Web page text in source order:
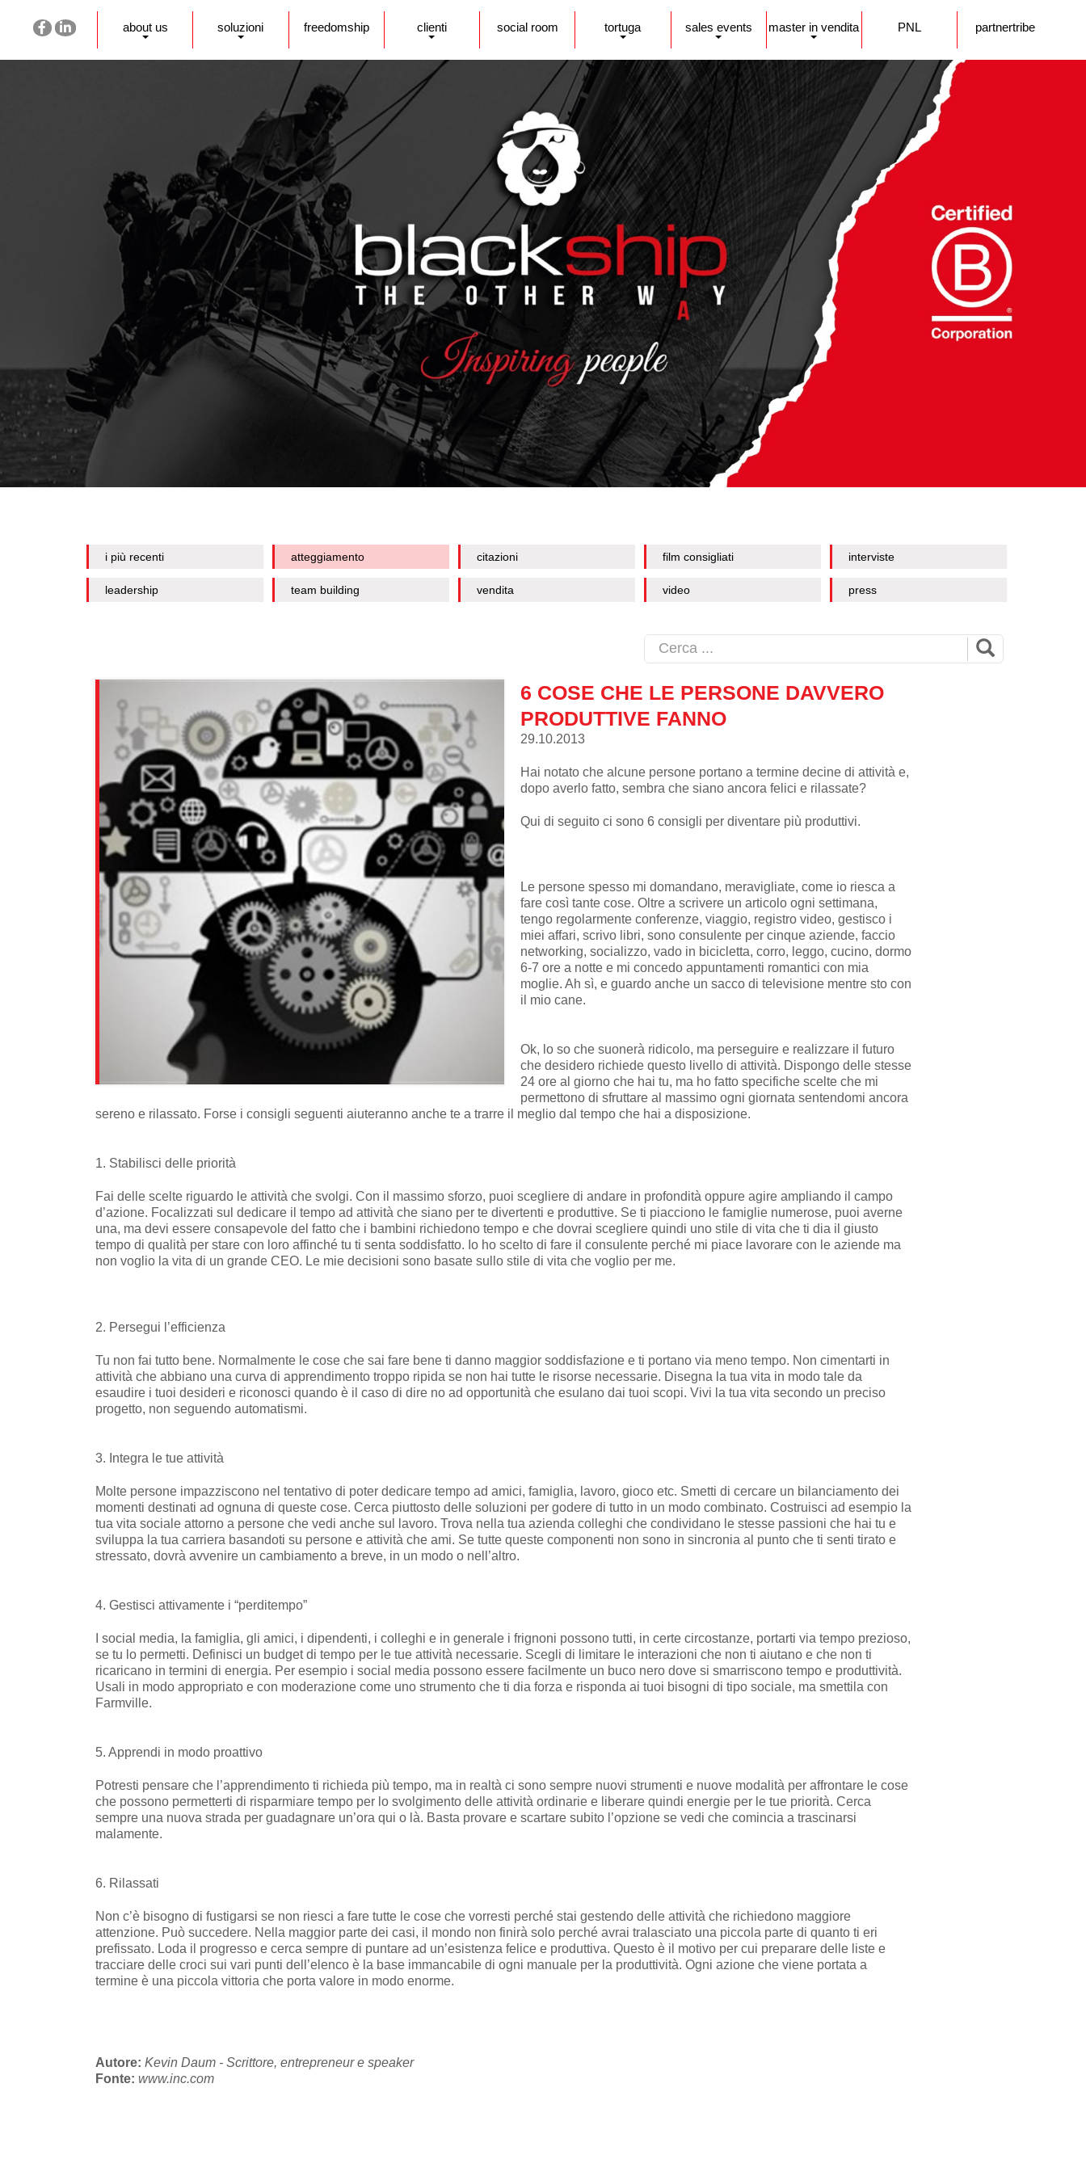
about us soluzioni freedomship clienti social room tortuga sales events master in vendita PNL partnertribe
i più recenti atteggiamento citazioni film consigliati interviste
leadership team building vendita video press
6 COSE CHE LE PERSONE DAVVERO
PRODUTTIVE FANNO
29.10.2013
Hai notato che alcune persone portano a termine decine di attività e,
dopo averlo fatto, sembra che siano ancora felici e rilassate?
Qui di seguito ci sono 6 consigli per diventare più produttivi.
Le persone spesso mi domandano, meravigliate, come io riesca a
fare così tante cose. Oltre a scrivere un articolo ogni settimana,
tengo regolarmente conferenze, viaggio, registro video, gestisco i
miei affari, scrivo libri, sono consulente per cinque aziende, faccio
networking, socializzo, vado in bicicletta, corro, leggo, cucino, dormo
6-7 ore a notte e mi concedo appuntamenti romantici con mia
moglie. Ah sì, e guardo anche un sacco di televisione mentre sto con
il mio cane.
Ok, lo so che suonerà ridicolo, ma perseguire e realizzare il futuro
che desidero richiede questo livello di attività. Dispongo delle stesse
24 ore al giorno che hai tu, ma ho fatto specifiche scelte che mi
permettono di sfruttare al massimo ogni giornata sentendomi ancora
sereno e rilassato. Forse i consigli seguenti aiuteranno anche te a trarre il meglio dal tempo che hai a disposizione.
1. Stabilisci delle priorità
Fai delle scelte riguardo le attività che svolgi. Con il massimo sforzo, puoi scegliere di andare in profondità oppure agire ampliando il campo
d’azione. Focalizzati sul dedicare il tempo ad attività che siano per te divertenti e produttive. Se ti piacciono le famiglie numerose, puoi averne
una, ma devi essere consapevole del fatto che i bambini richiedono tempo e che dovrai scegliere quindi uno stile di vita che ti dia il giusto
tempo di qualità per stare con loro affinché tu ti senta soddisfatto. Io ho scelto di fare il consulente perché mi piace lavorare con le aziende ma
non voglio la vita di un grande CEO. Le mie decisioni sono basate sullo stile di vita che voglio per me.
2. Persegui l’efficienza
Tu non fai tutto bene. Normalmente le cose che sai fare bene ti danno maggior soddisfazione e ti portano via meno tempo. Non cimentarti in
attività che abbiano una curva di apprendimento troppo ripida se non hai tutte le risorse necessarie. Disegna la tua vita in modo tale da
esaudire i tuoi desideri e riconosci quando è il caso di dire no ad opportunità che esulano dai tuoi scopi. Vivi la tua vita secondo un preciso
progetto, non seguendo automatismi.
3. Integra le tue attività
Molte persone impazziscono nel tentativo di poter dedicare tempo ad amici, famiglia, lavoro, gioco etc. Smetti di cercare un bilanciamento dei
momenti destinati ad ognuna di queste cose. Cerca piuttosto delle soluzioni per godere di tutto in un modo combinato. Costruisci ad esempio la
tua vita sociale attorno a persone che vedi anche sul lavoro. Trova nella tua azienda colleghi che condividano le stesse passioni che hai tu e
sviluppa la tua carriera basandoti su persone e attività che ami. Se tutte queste componenti non sono in sincronia al punto che ti senti tirato e
stressato, dovrà avvenire un cambiamento a breve, in un modo o nell’altro.
4. Gestisci attivamente i “perditempo”
I social media, la famiglia, gli amici, i dipendenti, i colleghi e in generale i frignoni possono tutti, in certe circostanze, portarti via tempo prezioso,
se tu lo permetti. Definisci un budget di tempo per le tue attività necessarie. Scegli di limitare le interazioni che non ti aiutano e che non ti
ricaricano in termini di energia. Per esempio i social media possono essere facilmente un buco nero dove si smarriscono tempo e produttività.
Usali in modo appropriato e con moderazione come uno strumento che ti dia forza e risponda ai tuoi bisogni di tipo sociale, ma smettila con
Farmville.
5. Apprendi in modo proattivo
Potresti pensare che l’apprendimento ti richieda più tempo, ma in realtà ci sono sempre nuovi strumenti e nuove modalità per affrontare le cose
che possono permetterti di risparmiare tempo per lo svolgimento delle attività ordinarie e liberare quindi energie per le tue priorità. Cerca
sempre una nuova strada per guadagnare un’ora qui o là. Basta provare e scartare subito l’opzione se vedi che comincia a trascinarsi
malamente.
6. Rilassati
Non c’è bisogno di fustigarsi se non riesci a fare tutte le cose che vorresti perché stai gestendo delle attività che richiedono maggiore
attenzione. Può succedere. Nella maggior parte dei casi, il mondo non finirà solo perché avrai tralasciato una piccola parte di quanto ti eri
prefissato. Loda il progresso e cerca sempre di puntare ad un’esistenza felice e produttiva. Questo è il motivo per cui preparare delle liste e
tracciare delle croci sui vari punti dell’elenco è la base immancabile di ogni manuale per la produttività. Ogni azione che viene portata a
termine è una piccola vittoria che porta valore in modo enorme.
Autore: Kevin Daum - Scrittore, entrepreneur e speaker
Fonte: www.inc.com